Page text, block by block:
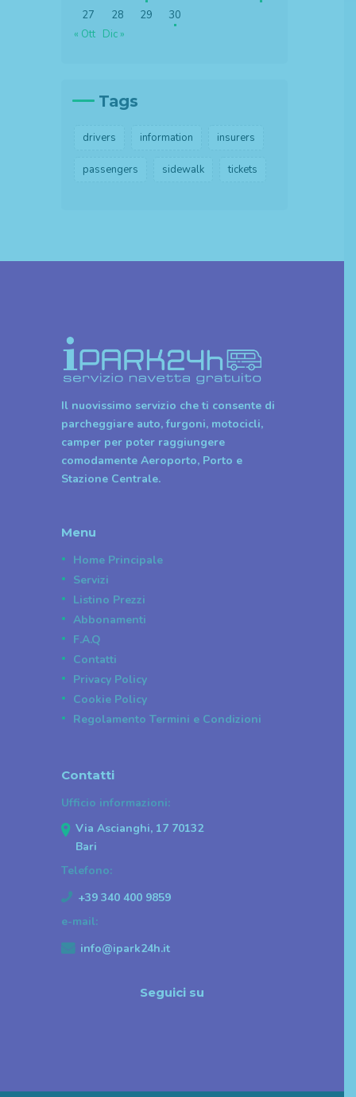
27
28 29
30
« Ott Dic »
Tags
drivers information insurers
passengers sidewalk tickets
Il nuovissimo servizio che ti consente di
parcheggiare auto, furgoni, motocicli,
camper per poter raggiungere
comodamente Aeroporto, Porto e
Stazione Centrale.
Menu
Home Principale
Servizi
Listino Prezzi
Abbonamenti
F.A.Q
Contatti
Privacy Policy
Cookie Policy
Regolamento Termini e Condizioni
Contatti
Ufficio informazioni:
Via Ascianghi, 17 70132
Bari
Telefono:
+39 340 400 9859
e-mail:
info@ipark24h.it
Seguici su